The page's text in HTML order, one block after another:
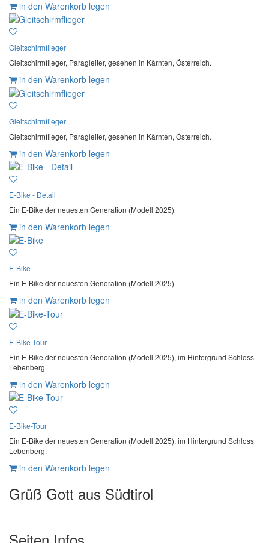
in den Warenkorb legen
Gleitschirmflieger
Gleitschirmflieger, Paragleiter, gesehen in Kärnten, Österreich.
in den Warenkorb legen
Gleitschirmflieger
Gleitschirmflieger, Paragleiter, gesehen in Kärnten, Österreich.
in den Warenkorb legen
E-Bike - Detail
Ein E-Bike der neuesten Generation (Modell 2025)
in den Warenkorb legen
E-Bike
Ein E-Bike der neuesten Generation (Modell 2025)
in den Warenkorb legen
E-Bike-Tour
Ein E-Bike der neuesten Generation (Modell 2025), im Hintergrund Schloss
Lebenberg.
in den Warenkorb legen
E-Bike-Tour
Ein E-Bike der neuesten Generation (Modell 2025), im Hintergrund Schloss
Lebenberg.
in den Warenkorb legen
Grüß Gott aus Südtirol